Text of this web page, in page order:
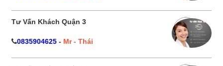
Tư Vấn Khách Quận 3
0835904625 - Mr - Thái